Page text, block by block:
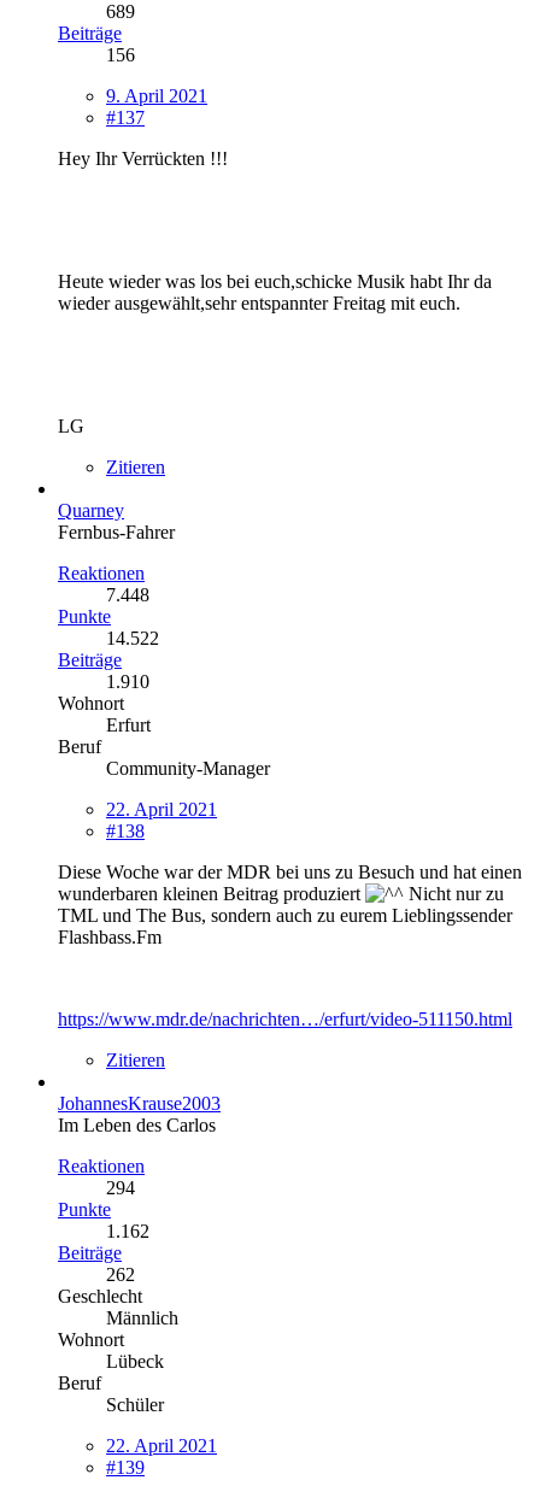
689
Beiträge
156
9. April 2021
#137
Hey Ihr Verrückten !!!
Heute wieder was los bei euch,schicke Musik habt Ihr da
wieder ausgewählt,sehr entspannter Freitag mit euch.
LG
Zitieren
Quarney
Fernbus-Fahrer
Reaktionen
7.448
Punkte
14.522
Beiträge
1.910
Wohnort
Erfurt
Beruf
Community-Manager
22. April 2021
#138
Diese Woche war der MDR bei uns zu Besuch und hat einen
wunderbaren kleinen Beitrag produziert
Nicht nur zu
TML und The Bus, sondern auch zu eurem Lieblingssender
Flashbass.Fm
https://www.mdr.de/nachrichten…/erfurt/video-511150.html
Zitieren
JohannesKrause2003
Im Leben des Carlos
Reaktionen
294
Punkte
1.162
Beiträge
262
Geschlecht
Männlich
Wohnort
Lübeck
Beruf
Schüler
22. April 2021
#139